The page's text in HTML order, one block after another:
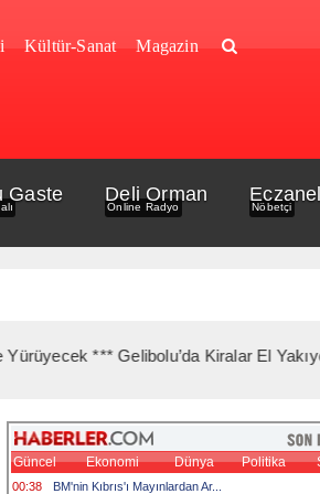
Kültür-Sanat Magazin
Gaste Deli Orman
Online Radyo Nöbetçi
Gelibolu’da Kiralar El Yakıyor ***